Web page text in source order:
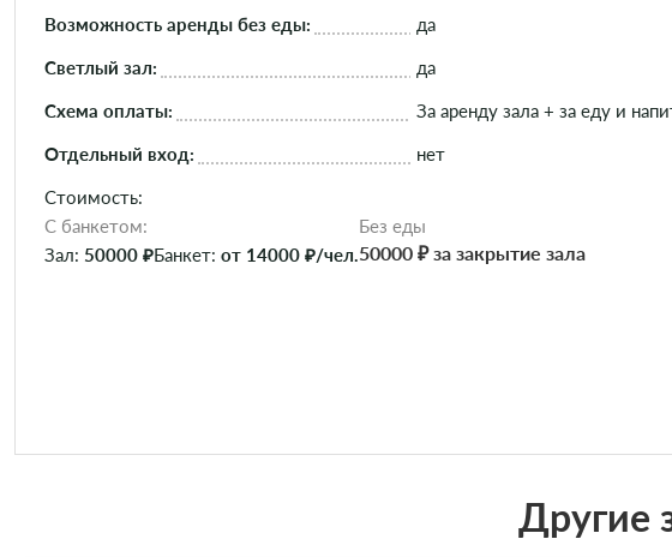
Возможность аренды без еды:
да
Светлый зал:
да
Схема оплаты:
За аренду зала + за еду и
Отдельный вход:
нет
Стоимость:
C банкетом:
Зал: 50000 ₽Банкет: от 14000 ₽/чел.
Без еды
50000 ₽ за закрытие зала
Другие